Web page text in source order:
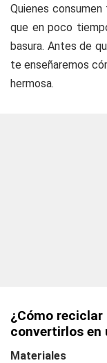
Quienes
que en poco
basura. Antes de
te enseñaremos
hermosa.
¿Cómo
convertirlos en
Materiales